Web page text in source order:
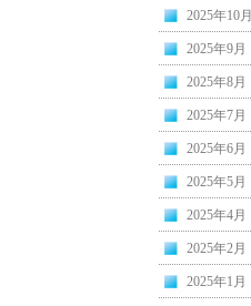
2025年10月
2025年9月
2025年8月
2025年7月
2025年6月
2025年5月
2025年4月
2025年2月
2025年1月